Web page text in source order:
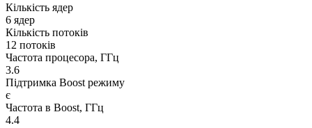
Кількість ядер
6 ядер
Кількість потоків
12 потоків
Частота процесора, ГГц
3.6
Підтримка Boost режиму
є
Частота в Boost, ГГц
4.4